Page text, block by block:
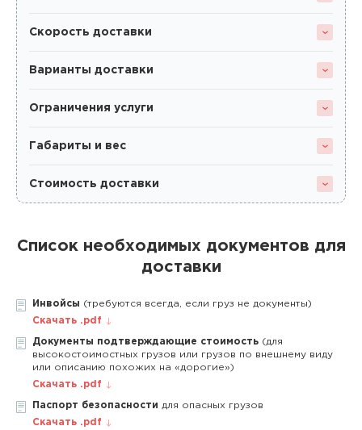
Скорость доставки
Варианты доставки
Ограничения услуги
Габариты и вес
Стоимость доставки
Список необходимых документов для
доставки
Инвойсы (требуются всегда, если груз не документы)
Скачать .pdf
Документы подтверждающие стоимость (для
высокостоимостных грузов или грузов по внешнему виду
или описанию похожих на «дорогие»)
Скачать .pdf
Паспорт безопасности для опасных грузов
Скачать .pdf